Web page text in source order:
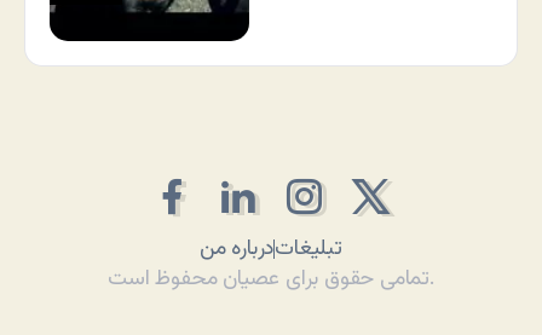
درباره منتبلیغات
تمامی حقوق برای عصیان محفوظ است.